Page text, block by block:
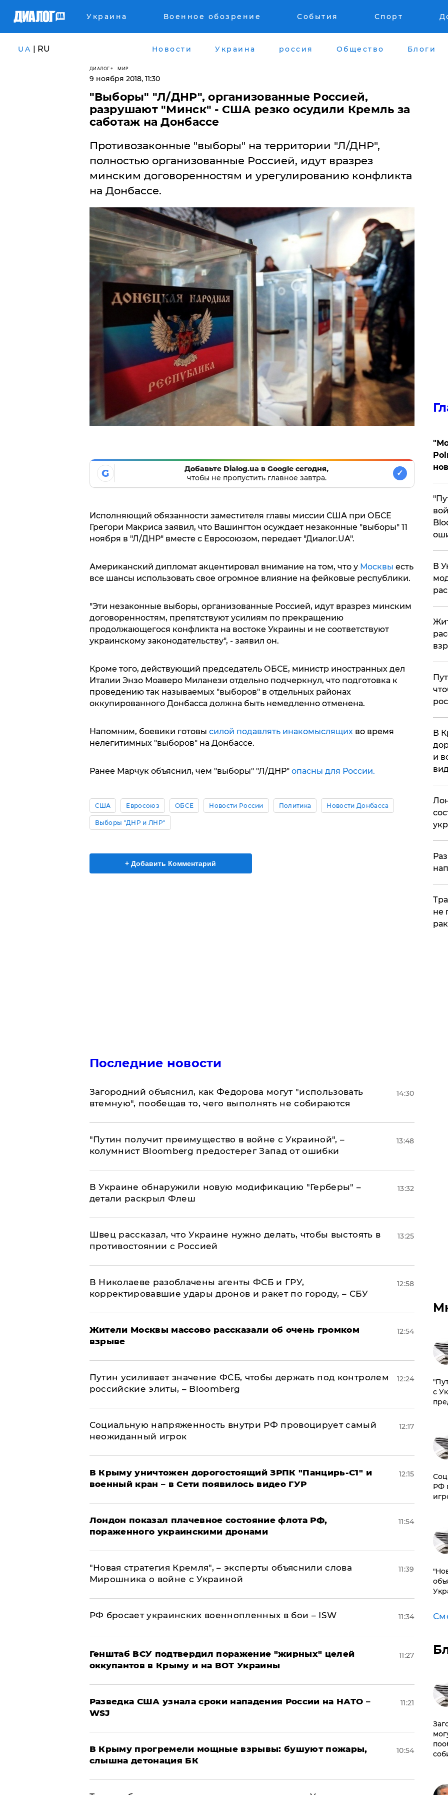
Украина Военное обозрение События Спорт
UA | RU Новости Украина россия Общество Блоги
ДИАЛОГ МИР
9 ноября 2018, 11:30
"Выборы" "Л/ДНР", организованные Россией,
разрушают "Минск" - США резко осудили Кремль за
саботаж на Донбассе
Противозаконные "выборы" на территории "Л/ДНР",
полностью организованные Россией, идут вразрез
минским договоренностям и урегулированию конфликта
на Донбассе.
G
Добавьте Dialog.ua в Google сегодня,
чтобы не пропустить главное завтра.
✓
Исполняющий обязанности заместителя главы миссии США при ОБСЕ
Грегори Макриса заявил, что Вашингтон осуждает незаконные "выборы" 11
ноября в "Л/ДНР" вместе с Евросоюзом, передает "Диалог.UA".
Американский дипломат акцентировал внимание на том, что у Москвы есть
все шансы использовать свое огромное влияние на фейковые республики.
"Эти незаконные выборы, организованные Россией, идут вразрез минским
договоренностям, препятствуют усилиям по прекращению
продолжающегося конфликта на востоке Украины и не соответствуют
украинскому законодательству", - заявил он.
Кроме того, действующий председатель ОБСЕ, министр иностранных дел
Италии Энзо Моаверо Миланези отдельно подчеркнул, что подготовка к
проведению так называемых "выборов" в отдельных районах
оккупированного Донбасса должна быть немедленно отменена.
Напомним, боевики готовы силой подавлять инакомыслящих во время
нелегитимных "выборов" на Донбассе.
Ранее Марчук объяснил, чем "выборы" "Л/ДНР"опасны для России.
США Евросоюз ОБСЕ Новости России Политика Новости Донбасса
Выборы "ДНР и ЛНР"
+ Добавить Комментарий
Последние новости
Загородний объяснил, как Федорова могут "использовать
втемную", пообещав то, чего выполнять не собираются
14:30
"Путин получит преимущество в войне с Украиной", –
колумнист Bloomberg предостерег Запад от ошибки
13:48
В Украине обнаружили новую модификацию "Герберы" –
детали раскрыл Флеш
13:32
Швец рассказал, что Украине нужно делать, чтобы выстоять в
противостоянии с Россией
13:25
В Николаеве разоблачены агенты ФСБ и ГРУ,
корректировавшие удары дронов и ракет по городу, – СБУ
12:58
Жители Москвы массово рассказали об очень громком
взрыве
12:54
Путин усиливает значение ФСБ, чтобы держать под контролем
российские элиты, – Bloomberg
12:24
Социальную напряженность внутри РФ провоцирует самый
неожиданный игрок
12:17
В Крыму уничтожен дорогостоящий ЗРПК "Панцирь-С1" и
военный кран – в Сети появилось видео ГУР
12:15
Лондон показал плачевное состояние флота РФ,
пораженного украинскими дронами
11:54
"Новая стратегия Кремля", – эксперты объяснили слова
Мирошника о войне с Украиной
11:39
РФ бросает украинских военнопленных в бои – ISW 11:34
Генштаб ВСУ подтвердил поражение "жирных" целей
оккупантов в Крыму и на ВОТ Украины
11:27
Разведка США узнала сроки нападения России на НАТО –
WSJ
11:21
В Крыму прогремели мощные взрывы: бушуют пожары,
слышна детонация БК
10:54
В
В
и
не
с
РФ